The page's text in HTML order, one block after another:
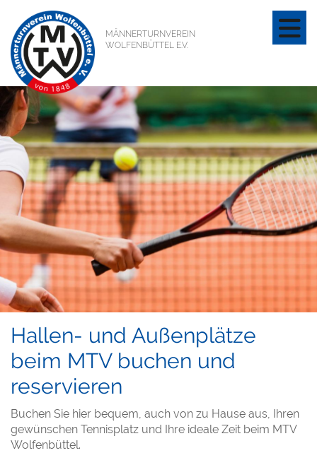
MÄNNERTURNVEREIN
WOLFENBÜTTEL E.V.
Hallen- und Außenplätze
beim MTV buchen und
reservieren
Buchen Sie hier bequem, auch von zu Hause aus, Ihren
gewünschen Tennisplatz und Ihre ideale Zeit beim MTV
Wolfenbüttel.